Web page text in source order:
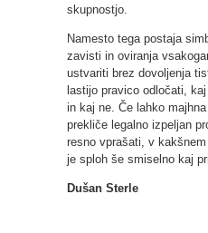
skupnostjo.
Namesto tega postaja
zavisti in oviranja
ustvariti brez dovoljenja
lastijo pravico odločati,
in kaj ne. Če lahko
prekliče legalno izpeljan
resno vprašati, v
je sploh še smiselno kaj
Dušan Sterle